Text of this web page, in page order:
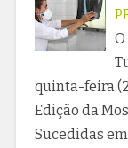
quinta-feira
Edição da
Sucedidas